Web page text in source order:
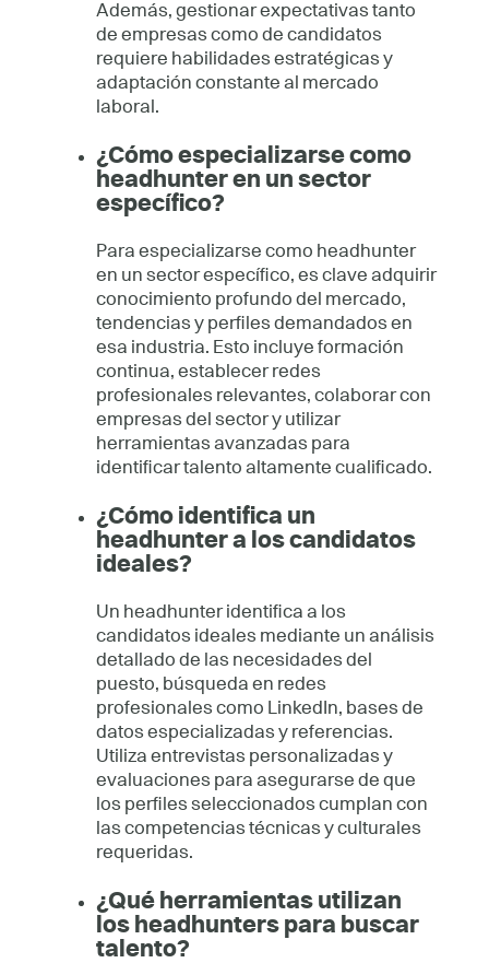
Además, gestionar expectativas tanto
de empresas como de candidatos
requiere habilidades estratégicas y
adaptación constante al mercado
laboral.
¿Cómo especializarse como
headhunter en un sector
específico?
Para especializarse como headhunter
en un sector específico, es clave adquirir
conocimiento profundo del mercado,
tendencias y perfiles demandados en
esa industria. Esto incluye formación
continua, establecer redes
profesionales relevantes, colaborar con
empresas del sector y utilizar
herramientas avanzadas para
identificar talento altamente cualificado.
¿Cómo identifica un
headhunter a los candidatos
ideales?
Un headhunter identifica a los
candidatos ideales mediante un análisis
detallado de las necesidades del
puesto, búsqueda en redes
profesionales como LinkedIn, bases de
datos especializadas y referencias.
Utiliza entrevistas personalizadas y
evaluaciones para asegurarse de que
los perfiles seleccionados cumplan con
las competencias técnicas y culturales
requeridas.
¿Qué herramientas utilizan
los headhunters para buscar
talento?